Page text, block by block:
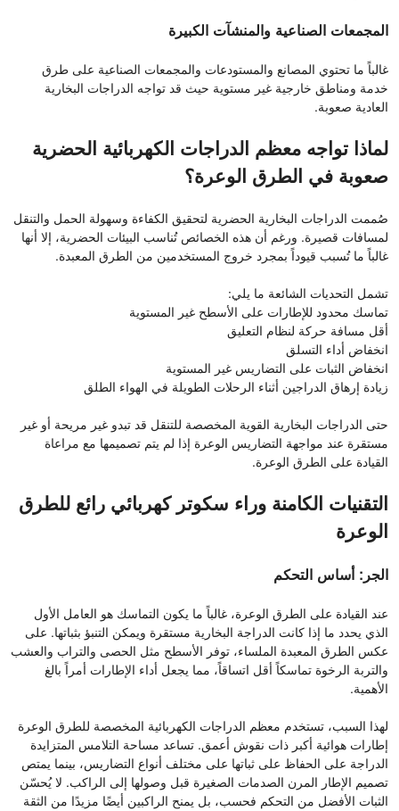
المجمعات الصناعية والمنشآت الكبيرة
غالباً ما تحتوي المصانع والمستودعات والمجمعات الصناعية على طرق
خدمة ومناطق خارجية غير مستوية حيث قد تواجه الدراجات البخارية
العادية صعوبة.
لماذا تواجه معظم الدراجات الكهربائية الحضرية
صعوبة في الطرق الوعرة؟
صُممت الدراجات البخارية الحضرية لتحقيق الكفاءة وسهولة الحمل والتنقل
لمسافات قصيرة. ورغم أن هذه الخصائص تُناسب البيئات الحضرية، إلا أنها
غالباً ما تُسبب قيوداً بمجرد خروج المستخدمين من الطرق المعبدة.
تشمل التحديات الشائعة ما يلي:
تماسك محدود للإطارات على الأسطح غير المستوية
أقل مسافة حركة لنظام التعليق
انخفاض أداء التسلق
انخفاض الثبات على التضاريس غير المستوية
زيادة إرهاق الدراجين أثناء الرحلات الطويلة في الهواء الطلق
حتى الدراجات البخارية القوية المخصصة للتنقل قد تبدو غير مريحة أو غير
مستقرة عند مواجهة التضاريس الوعرة إذا لم يتم تصميمها مع مراعاة
القيادة على الطرق الوعرة.
التقنيات الكامنة وراء سكوتر كهربائي رائع للطرق
الوعرة
الجر: أساس التحكم
عند القيادة على الطرق الوعرة، غالباً ما يكون التماسك هو العامل الأول
الذي يحدد ما إذا كانت الدراجة البخارية مستقرة ويمكن التنبؤ بثباتها. على
عكس الطرق المعبدة الملساء، توفر الأسطح مثل الحصى والتراب والعشب
والتربة الرخوة تماسكاً أقل اتساقاً، مما يجعل أداء الإطارات أمراً بالغ
الأهمية.
لهذا السبب، تستخدم معظم الدراجات الكهربائية المخصصة للطرق الوعرة
إطارات هوائية أكبر ذات نقوش أعمق. تساعد مساحة التلامس المتزايدة
الدراجة على الحفاظ على ثباتها على مختلف أنواع التضاريس، بينما يمتص
تصميم الإطار المرن الصدمات الصغيرة قبل وصولها إلى الراكب. لا يُحسّن
الثبات الأفضل من التحكم فحسب، بل يمنح الراكبين أيضًا مزيدًا من الثقة